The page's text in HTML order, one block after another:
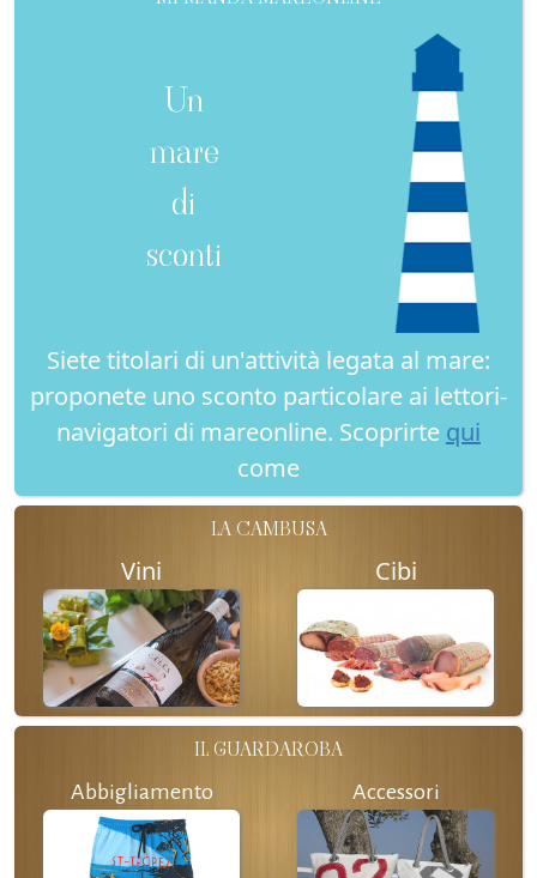
Un
mare
di
sconti
Siete titolari di un'attività legata al mare:
proponete uno sconto particolare ai lettori-
navigatori di mareonline. Scoprirte qui
come
LA CAMBUSA
Vini Cibi
IL GUARDAROBA
Abbigliamento Accessori